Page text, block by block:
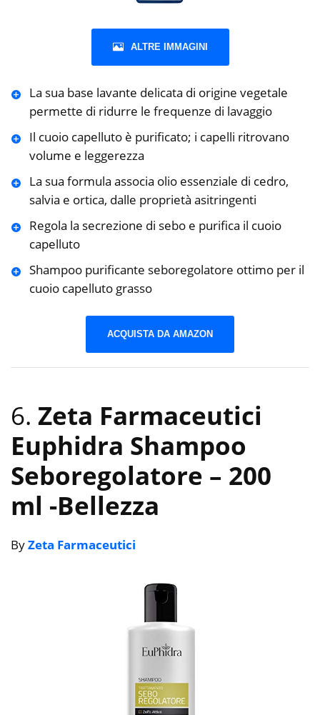
ALTRE IMMAGINI
La sua base lavante delicata di origine vegetale
permette di ridurre le frequenze di lavaggio
Il cuoio capelluto è purificato; i capelli ritrovano
volume e leggerezza
La sua formula associa olio essenziale di cedro,
salvia e ortica, dalle proprietà asitringenti
Regola la secrezione di sebo e purifica il cuoio
capelluto
Shampoo purificante seboregolatore ottimo per il
cuoio capelluto grasso
ACQUISTA DA AMAZON
6. Zeta Farmaceutici
Euphidra Shampoo
Seboregolatore – 200
ml -Bellezza
ByZeta Farmaceutici